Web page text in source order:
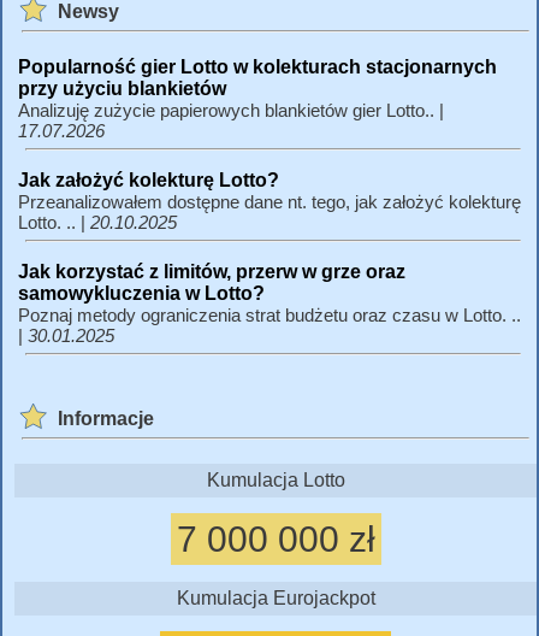
Newsy
Popularność gier Lotto w kolekturach stacjonarnych
przy użyciu blankietów
Analizuję zużycie papierowych blankietów gier Lotto.. |
17.07.2026
Jak założyć kolekturę Lotto?
Przeanalizowałem dostępne dane nt. tego, jak założyć kolekturę
Lotto. .. | 20.10.2025
Jak korzystać z limitów, przerw w grze oraz
samowykluczenia w Lotto?
Poznaj metody ograniczenia strat budżetu oraz czasu w Lotto. ..
| 30.01.2025
Informacje
Kumulacja Lotto
7 000 000 zł
Kumulacja Eurojackpot